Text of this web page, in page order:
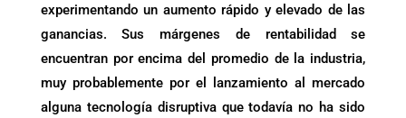
experimentando un aumento rápido y elevado de las
ganancias. Sus márgenes de rentabilidad se
encuentran por encima del promedio de la industria,
muy probablemente por el lanzamiento al mercado
alguna tecnología disruptiva que todavía no ha sido